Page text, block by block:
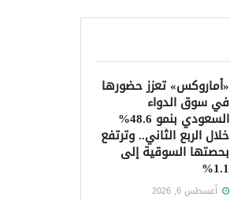
«أماروكس» تعزز حضورها
في سوق الدواء
السعودي بنمو 48.6%
خلال الربع الثاني.. وترتفع
بحصتها السوقية إلى
1.1%
أغسطس 6, 2026